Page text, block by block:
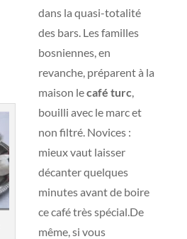
dans la quasi-totalité
des bars. Les familles
bosniennes, en
revanche, préparent à la
maison lecafé turc
bouilli avec le marc et
non filtré. Novices :
mieux vaut laisser
décanter quelques
minutes avant de boire
ce café très spécial.De
même, si vous